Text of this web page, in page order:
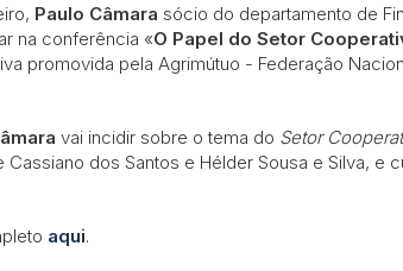
Paulo Câmara sócio do departamento de
na conferência «O Papel do Setor
promovida pela Agrimútuo - Federação
vai incidir sobre o tema do Setor
dos Santos e Hélder Sousa e Silva, e
aqui.